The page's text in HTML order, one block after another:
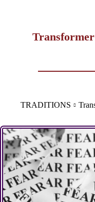
TRADITIONS